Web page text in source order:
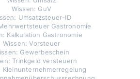
Wissen: GuV
Umsatzsteuer-ID
Gastronomie
Kalkulation Gastronomie
Wissen: Vorsteuer
Gewerbeschein
Trinkgeld versteuern
Kleinunternehmerregelung